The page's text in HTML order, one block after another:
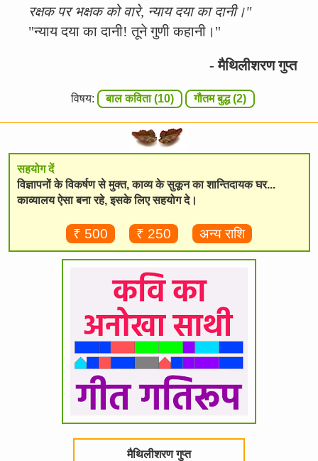
रक्षक पर भक्षक को वारे, न्याय दया का दानी।"
"न्याय दया का दानी! तूने गुणी कहानी।"
- मैथिलीशरण गुप्त
विषय: बाल कविता (10) गौतम बुद्ध (2)
सहयोग दें
विज्ञापनों के विकर्षण से मुक्त, काव्य के सुकून का शान्तिदायक घर...
काव्यालय ऐसा बना रहे, इसके लिए सहयोग दे।
₹ 500 ₹ 250 अन्य राशि
मैथिलीशरण गुप्त